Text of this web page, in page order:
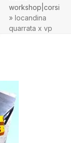
workshop|corsi
»locandina
quarrata x vp